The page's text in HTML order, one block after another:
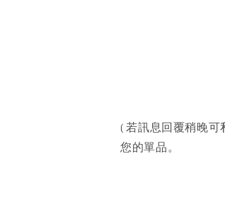
( 若訊息回覆稍晚可
您的單品。